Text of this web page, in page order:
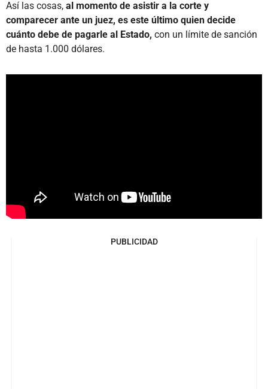
Así las cosas, al momento de asistir a la corte y
comparecer ante un juez, es este último quien decide
cuánto debe de pagarle al Estado, con un límite de sanción
de hasta 1.000 dólares.
PUBLICIDAD